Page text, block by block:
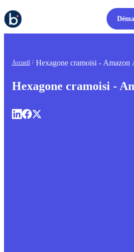
Accueil Hexagone cramoisi - Amazon
Hexagone cramoisi -